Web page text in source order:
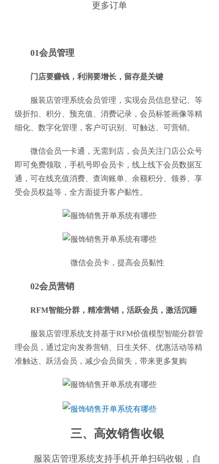
更多订单
01会员管理
门店要赚钱，利润要增长，留存是关键
服装店管理系统会员管理，实现会员信息登记、等
级折扣、积分、预充值、消费记录，会员标签画像等精
细化、数字化管理，客户可识别、可触达、可营销。
微信会员一卡通，无需到店，会员关注门店公众号
即可免费领取，手机号即会员卡，线上线下会员数据互
通，可在线充值消费、查询账单、余额积分、领券、享
受会员权益等，全方面提升客户黏性。
微信会员卡，提高会员黏性
02会员营销
RFM智能分群，精准营销，活跃会员，激活沉睡
服装店管理系统支持基于RFM价值模型智能分群管
理会员，通过定向发券营销、日生关怀、优惠活动等精
准触达、跃活会员，减少会员留失，带来更多复购
三、高效销售收银
服装店管理系统支持手机开单扫码收银，自